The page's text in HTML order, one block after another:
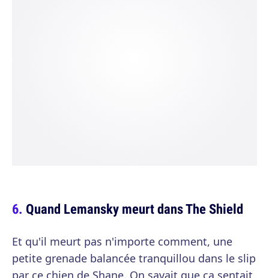
Quand Lemansky meurt dans The Shield
Et qu'il meurt pas n'importe comment, une
petite grenade balancée tranquillou dans le slip
par ce chien de Shane. On savait que ça sentait